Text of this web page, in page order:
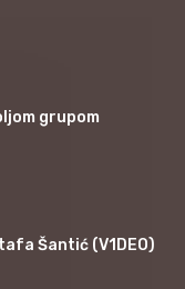
grupom
Šantić (V1DEO)